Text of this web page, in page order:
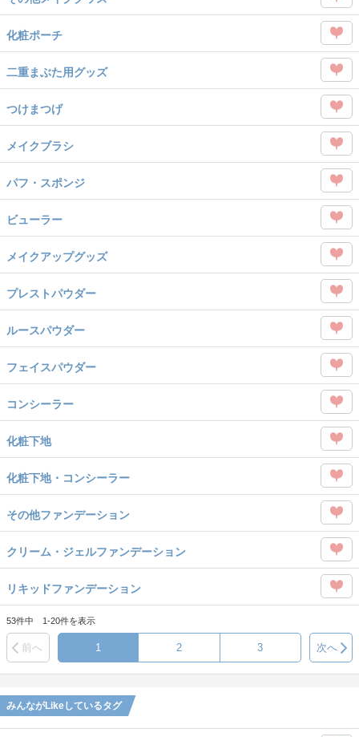
Like
タグ
を
Like
この
タグ
を
Like
化粧ポーチ
この
タグ
を
Like
二重まぶた用グッズ
この
タグ
を
Like
つけまつげ
この
タグ
を
Like
メイクブラシ
この
タグ
を
Like
パフ・スポンジ
この
タグ
を
Like
ビューラー
この
タグ
を
Like
メイクアップグッズ
この
タグ
を
Like
プレストパウダー
この
タグ
を
Like
ルースパウダー
この
タグ
を
Like
フェイスパウダー
この
タグ
を
Like
コンシーラー
この
タグ
を
Like
化粧下地
この
タグ
を
Like
化粧下地・コンシーラー
この
タグ
を
Like
その他ファンデーション
この
タグ
を
Like
クリーム・ジェルファンデーション
この
タグ
Like
リキッドファンデーション
この
タグ
を
53件中 1-20件を表示
1 2 3
前へ 次へ
みんながLikeしているタグ